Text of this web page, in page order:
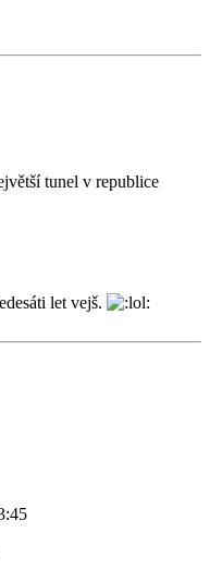
tunel v republice
let vejš.